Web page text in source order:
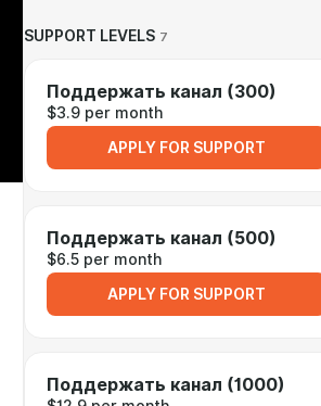
SUPPORT LEVELS 7
Поддержать канал (300)
$3.9 per month
APPLY FOR SUPPORT
Поддержать канал (500)
$6.5 per month
APPLY FOR SUPPORT
Поддержать канал (1000)